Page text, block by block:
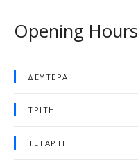
Opening Hours
ΔΕΥΤΈΡΑ
ΤΡΊΤΗ
ΤΕΤΆΡΤΗ